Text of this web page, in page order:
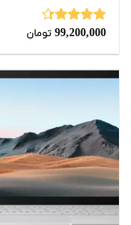
نمره4.33
99,200,000 تومان